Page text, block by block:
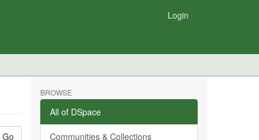
Login
Go
BROWSE
All of DSpace
Communities & Collections